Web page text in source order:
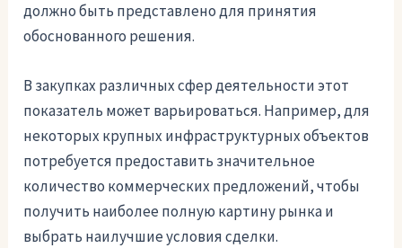
должно быть представлено для принятия
обоснованного решения.
В закупках различных сфер деятельности этот
показатель может варьироваться. Например, для
некоторых крупных инфраструктурных объектов
потребуется предоставить значительное
количество коммерческих предложений, чтобы
получить наиболее полную картину рынка и
выбрать наилучшие условия сделки.